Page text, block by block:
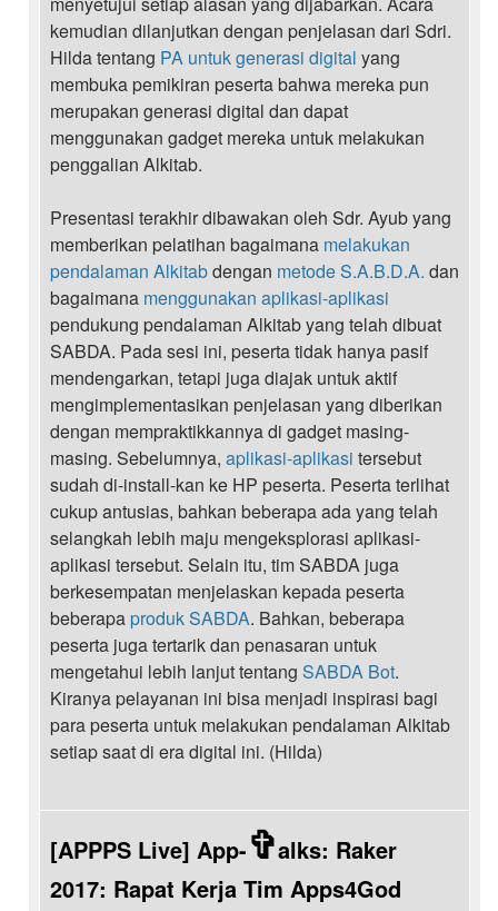
kemudian dilanjutkan dengan penjelasan dari Sdri.
Hilda tentang PA untuk generasi digital yang
membuka pemikiran peserta bahwa mereka pun
merupakan generasi digital dan dapat
menggunakan gadget mereka untuk melakukan
penggalian Alkitab.
Presentasi terakhir dibawakan oleh Sdr. Ayub yang
memberikan pelatihan bagaimana melakukan
pendalaman Alkitabdengan metode S.A.B.D.A. dan
bagaimana menggunakan aplikasi-aplikasi
pendukung pendalaman Alkitab yang telah dibuat
SABDA. Pada sesi ini, peserta tidak hanya pasif
mendengarkan, tetapi juga diajak untuk aktif
mengimplementasikan penjelasan yang diberikan
dengan mempraktikkannya di gadget masing-
masing. Sebelumnya, aplikasi-aplikasi tersebut
sudah di-install-kan ke HP peserta. Peserta terlihat
cukup antusias, bahkan beberapa ada yang telah
selangkah lebih maju mengeksplorasi aplikasi-
aplikasi tersebut. Selain itu, tim SABDA juga
berkesempatan menjelaskan kepada peserta
beberapaproduk SABDA. Bahkan, beberapa
peserta juga tertarik dan penasaran untuk
mengetahui lebih lanjut tentang SABDA Bot.
Kiranya pelayanan ini bisa menjadi inspirasi bagi
para peserta untuk melakukan pendalaman Alkitab
setiap saat di era digital ini. (Hilda)
[APPPS Live] App-✞alks: Raker
2017: Rapat Kerja Tim Apps4God